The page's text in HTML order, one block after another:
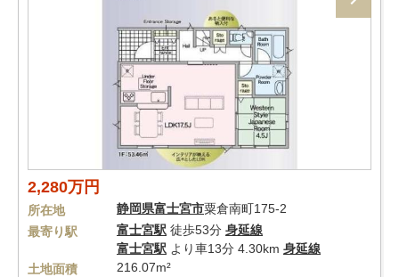
2,280万円
所在地 静岡県富士宮市粟倉南町175-2
最寄り駅
富士宮駅 徒歩53分 身延線
富士宮駅 より車13分 4.30km 身延線
土地面積
216.07m²